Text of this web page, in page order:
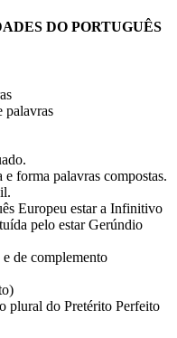
DO PORTUGUÊS
palavras
forma palavras compostas.
Europeu estar a Infinitivo
pelo estar Gerúndio
de complemento
plural do Pretérito Perfeito